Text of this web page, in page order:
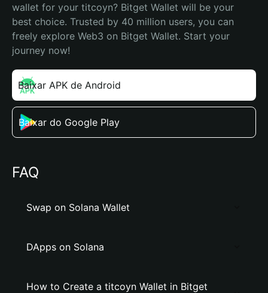
wallet for your titcoyn? Bitget Wallet will be your
best choice. Trusted by 40 million users, you can
freely explore Web3 on Bitget Wallet. Start your
journey now!
Baixar APK de Android
Baixar do Google Play
FAQ
Swap on Solana Wallet
DApps on Solana
How to Create a titcoyn Wallet in Bitget